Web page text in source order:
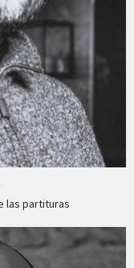
las partituras